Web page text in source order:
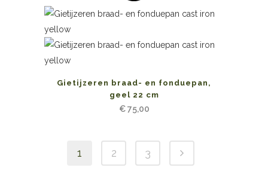
Gietijzeren braad- en fonduepan,
geel 22 cm
€75,00
1 2 3